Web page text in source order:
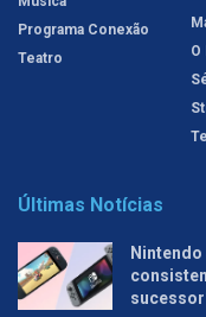
Programa Conexão
Teatro
O
Últimas Notícias